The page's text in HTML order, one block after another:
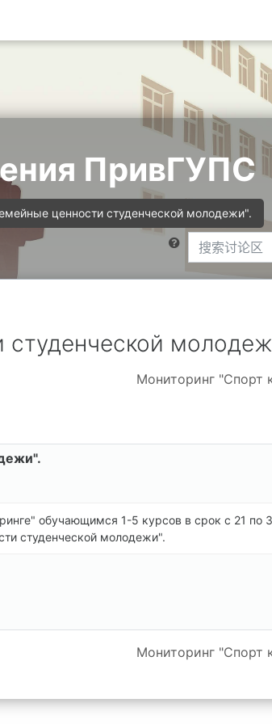
ПривГУПС
ценности студенческой молодежи".
搜索讨论区
Мониторинг "Спорт
обучающимся 1-5 курсов в срок с 21 по
студенческой молодежи".
Мониторинг "Спорт